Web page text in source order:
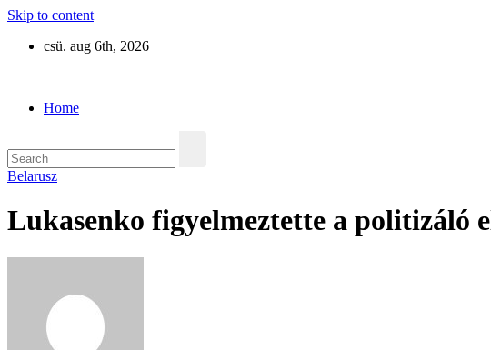
Skip to content
csü. aug 6th, 2026
Home
Belarusz
Lukasenko figyelmeztette a politizáló